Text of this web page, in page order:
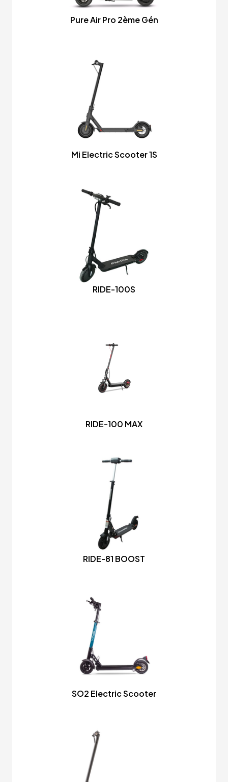
Pure Air Pro 2ème Gén
Mi Electric Scooter 1S
RIDE-100S
RIDE-100 MAX
RIDE-81 BOOST
SO2 Electric Scooter